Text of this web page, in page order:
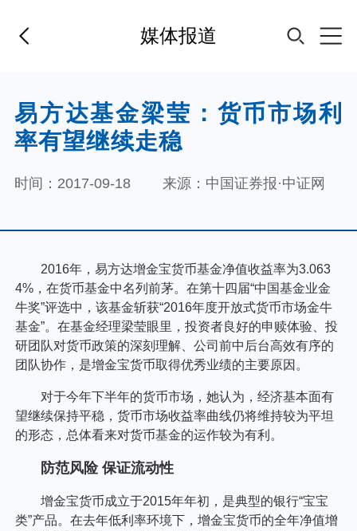
媒体报道
首页
基金经理
FOF
个人养老金
投资顾问
关于我们
我的账户
易方达基金梁莹：货币市场利
率有望继续走稳
时间：2017-09-18 来源：中国证券报·中证网